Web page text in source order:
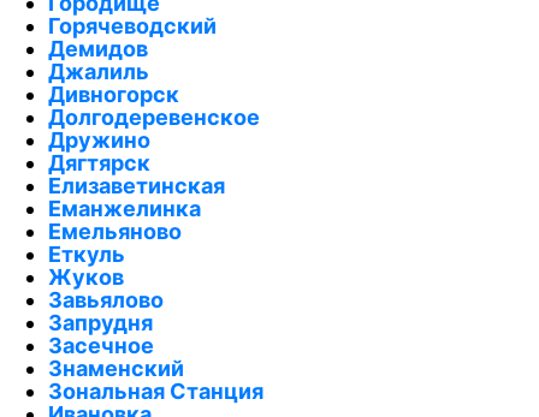
Горячеводский
Демидов
Джалиль
Дивногорск
Долгодеревенское
Дружино
Дягтярск
Елизаветинская
Еманжелинка
Емельяново
Еткуль
Жуков
Завьялово
Запрудня
Засечное
Знаменский
Зональная Станция